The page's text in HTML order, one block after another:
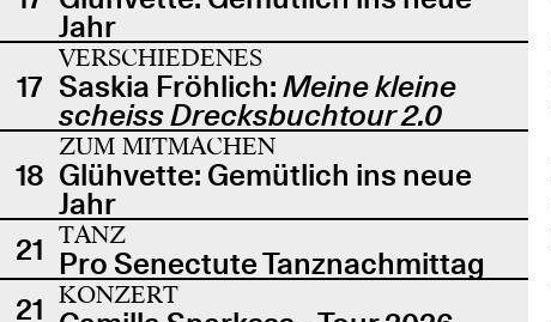
Jahr
17
VERSCHIEDENES
Saskia Fröhlich: Meine kleine
scheiss Drecksbuchtour 2.0
18
ZUM MITMACHEN
Glühvette: Gemütlich ins neue
Jahr
21 TANZ
Pro Senectute Tanznachmittag
21 KONZERT